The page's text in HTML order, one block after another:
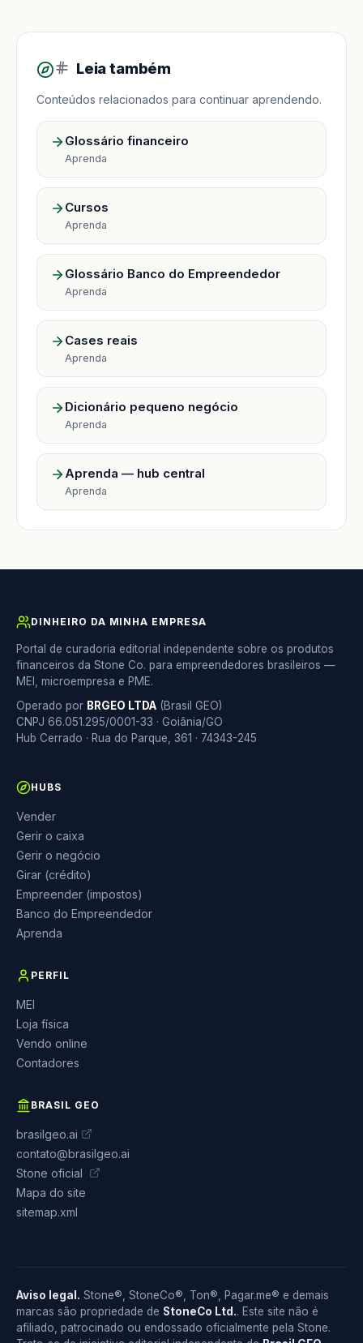
Leia também
Conteúdos relacionados para continuar aprendendo.
Glossário financeiro
Aprenda
Cursos
Aprenda
Glossário Banco do Empreendedor
Aprenda
Cases reais
Aprenda
Dicionário pequeno negócio
Aprenda
Aprenda — hub central
Aprenda
DINHEIRO DA MINHA EMPRESA
Portal de curadoria editorial independente sobre os produtos
financeiros da Stone Co. para empreendedores brasileiros —
MEI, microempresa e PME.
Operado por BRGEO LTDA (Brasil GEO)
CNPJ 66.051.295/0001-33 · Goiânia/GO
Hub Cerrado · Rua do Parque, 361 · 74343-245
HUBS
Vender
Gerir o caixa
Gerir o negócio
Girar (crédito)
Empreender (impostos)
Banco do Empreendedor
Aprenda
PERFIL
MEI
Loja física
Vendo online
Contadores
BRASIL GEO
brasilgeo.ai
contato@brasilgeo.ai
Stone oficial
Mapa do site
sitemap.xml
Aviso legal. Stone®, StoneCo®, Ton®, Pagar.me® e demais
marcas são propriedade de StoneCo Ltd.. Este site não é
afiliado, patrocinado ou endossado oficialmente pela Stone.